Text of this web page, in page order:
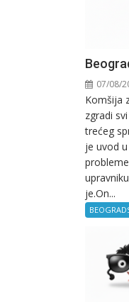
07/08/
Komšija
zgradi
trećeg
je uvod
je.On...